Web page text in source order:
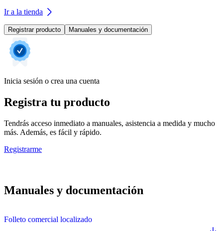
Ir a la tienda
Registrar producto Manuales y documentación
Inicia sesión o crea una cuenta
Registra tu producto
Tendrás acceso inmediato a manuales, asistencia a medida y mucho
más. Además, es fácil y rápido.
Registrarme
Manuales y documentación
Folleto comercial localizado